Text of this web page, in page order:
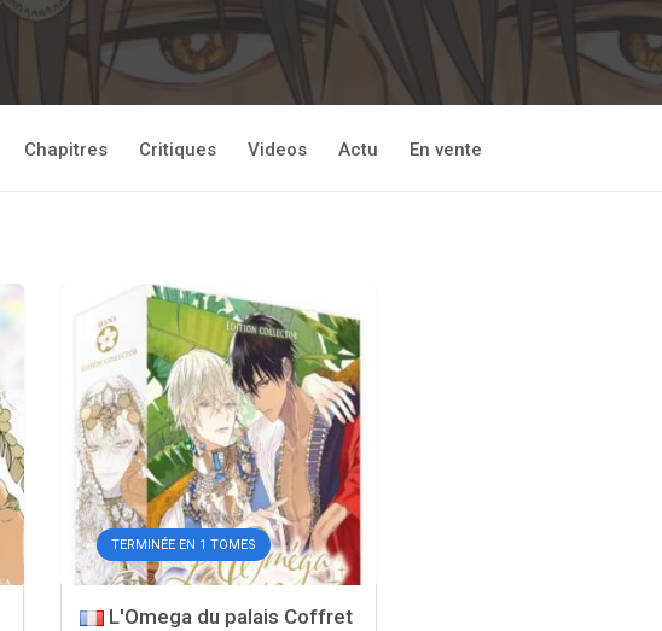
Chapitres Critiques Videos Actu En vente
TERMINÉE EN 1 TOMES
L'Omega du palais Coffret